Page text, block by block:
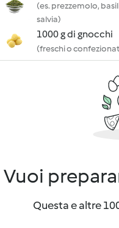
(es. prezzemolo,
salvia)
1000 g di gnocchi
(freschi o
Vuoi
Questa e altre